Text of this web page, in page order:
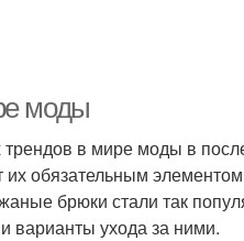
моды
в мире моды в
их обязательным
брюки стали так
варианты ухода за ними.